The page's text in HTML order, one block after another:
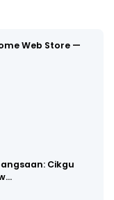
Web Store —
Cikgu